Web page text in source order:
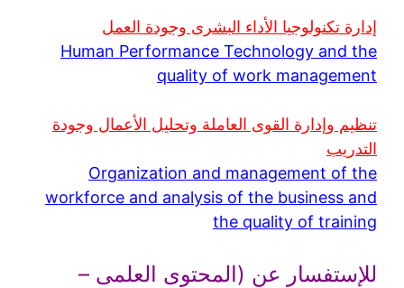
إدارة تكنولوجيا الأداء البشرى وجودة العمل
Human Performance Technology and the
quality of work management
تنظيم وإدارة القوى العاملة وتحليل الأعمال وجودة
التدريب
Organization and management of the
workforce and analysis of the business and
the quality of training
للإستفسار عن (المحتوى العلمى –